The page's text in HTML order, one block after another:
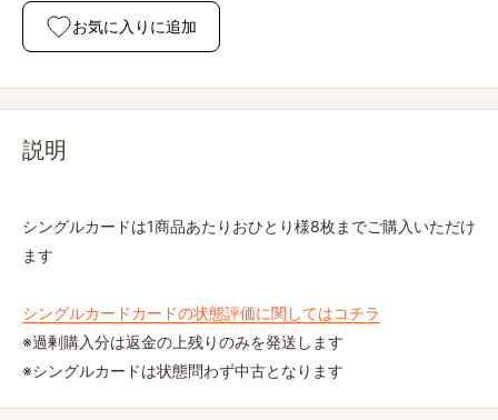
お気に入りに追加
説明
シングルカードは1商品あたりおひとり様8枚までご購入いただけ
ます
シングルカードカードの状態評価に関してはコチラ
※過剰購入分は返金の上残りのみを発送します
※シングルカードは状態問わず中古となります